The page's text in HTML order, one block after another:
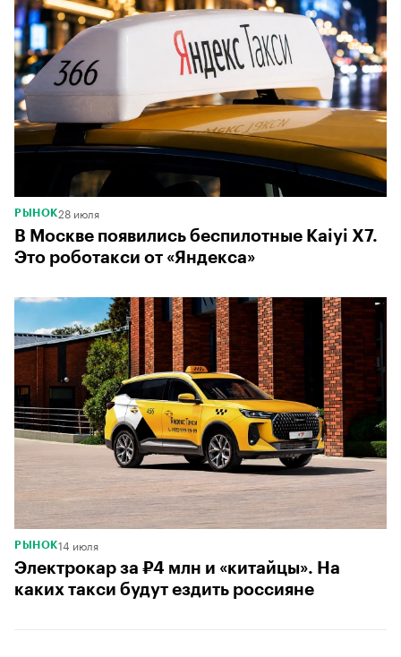
РЫНОК28 июля
В Москве появились беспилотные Kaiyi X7.
Это роботакси от «Яндекса»
РЫНОК14 июля
Электрокар за ₽4 млн и «китайцы». На
каких такси будут ездить россияне